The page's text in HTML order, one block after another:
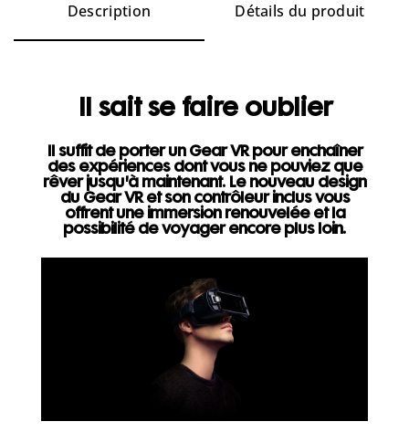
Description Détails du produit
Il sait se faire oublier
Il suffit de porter un Gear VR pour enchaîner
des expériences dont vous ne pouviez que
rêver jusqu'à maintenant. Le nouveau design
du Gear VR et son contrôleur inclus vous
offrent une immersion renouvelée et la
possibilité de voyager encore plus loin.